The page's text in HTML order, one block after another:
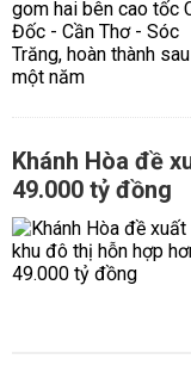
Khánh Hòa đề
49.000 tỷ đồng